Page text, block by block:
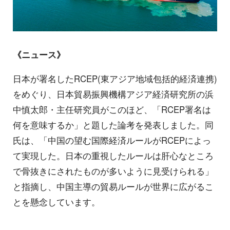
《ニュース》
日本が署名したRCEP(東アジア地域包括的経済連携)
をめぐり、日本貿易振興機構アジア経済研究所の浜
中慎太郎・主任研究員がこのほど、「RCEP署名は
何を意味するか」と題した論考を発表しました。同
氏は、「中国の望む国際経済ルールがRCEPによっ
て実現した。日本の重視したルールは肝心なところ
で骨抜きにされたものが多いように見受けられる」
と指摘し、中国主導の貿易ルールが世界に広がるこ
とを懸念しています。